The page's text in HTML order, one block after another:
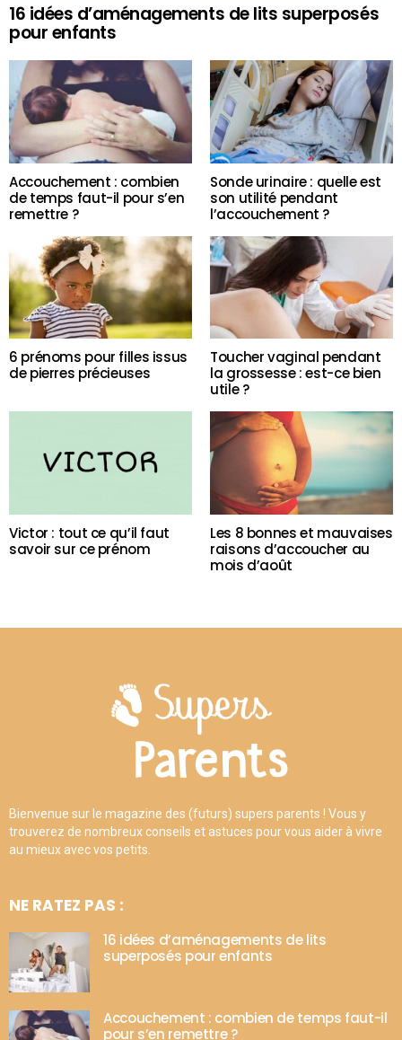
16 idées d’aménagements de lits superposés
pour enfants
Accouchement : combien
de temps faut-il pour s’en
remettre ?
Sonde urinaire : quelle est
son utilité pendant
l’accouchement ?
6 prénoms pour filles issus
de pierres précieuses
Toucher vaginal pendant
la grossesse : est-ce bien
utile ?
Victor : tout ce qu’il faut
savoir sur ce prénom
Les 8 bonnes et mauvaises
raisons d’accoucher au
mois d’août
Bienvenue sur le magazine des (futurs) supers parents ! Vous y
trouverez de nombreux conseils et astuces pour vous aider à vivre
au mieux avec vos petits.
NE RATEZ PAS :
16 idées d’aménagements de lits
superposés pour enfants
Accouchement : combien de temps faut-il
pour s’en remettre ?